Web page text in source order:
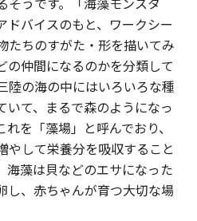
ドバイスのもと、ワークシー
たちのすがた・形を描いてみ
仲間になるのかを分類して
陸の海の中にはいろいろな種
いて、まるで森のようになっ
を「藻場」と呼んでおり、
やして栄養分を吸収すること
海藻は貝などのエサになった
し、赤ちゃんが育つ大切な場